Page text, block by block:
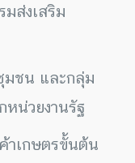
ส่งเสริม
มชน และกลุ่ม
น่วยงานรัฐ
เกษตรขั้นต้น